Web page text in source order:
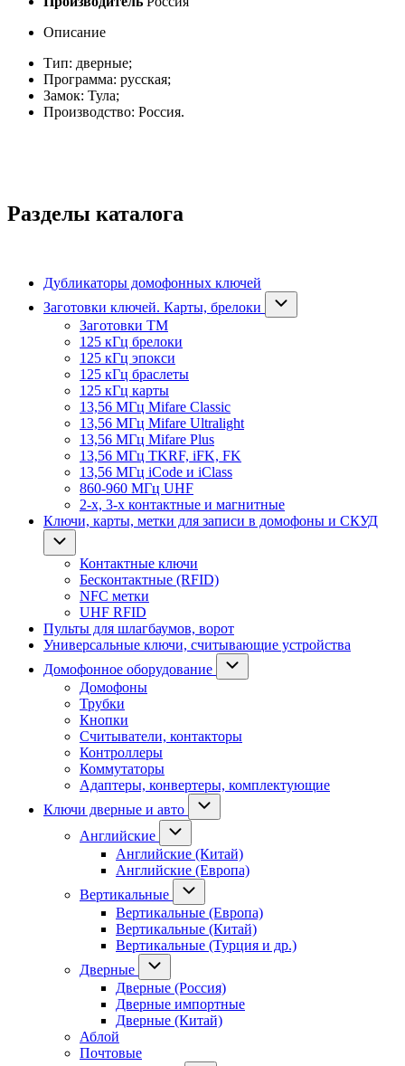
Описание
Тип: дверные;
Программа: русская;
Замок: Тула;
Производство: Россия.
Разделы каталога
Дубликаторы домофонных ключей
Заготовки ключей. Карты, брелоки
Заготовки ТМ
125 кГц брелоки
125 кГц эпокси
125 кГц браслеты
125 кГц карты
13,56 МГц Mifare Classic
13,56 МГц Mifare Ultralight
13,56 МГц Mifare Plus
13,56 МГц TKRF, iFK, FK
13,56 МГц iCode и iClass
860-960 МГц UHF
2-х, 3-х контактные и магнитные
Ключи, карты, метки для записи в домофоны и СКУД
Контактные ключи
Бесконтактные (RFID)
NFC метки
UHF RFID
Пульты для шлагбаумов, ворот
Универсальные ключи, считывающие устройства
Домофонное оборудование
Домофоны
Трубки
Кнопки
Считыватели, контакторы
Контроллеры
Коммутаторы
Адаптеры, конвертеры, комплектующие
Ключи дверные и авто
Английские
Английские (Китай)
Английские (Европа)
Вертикальные
Вертикальные (Европа)
Вертикальные (Китай)
Вертикальные (Турция и др.)
Дверные
Дверные (Россия)
Дверные импортные
Дверные (Китай)
Аблой
Почтовые